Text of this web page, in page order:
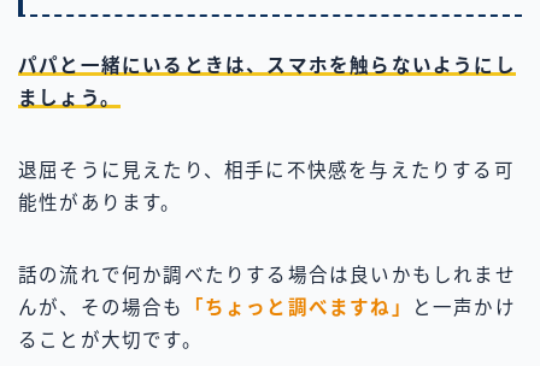
パパと一緒にいるときは、スマホを触らないようにし
ましょう。
退屈そうに見えたり、相手に不快感を与えたりする可
能性があります。
話の流れで何か調べたりする場合は良いかもしれませ
んが、その場合も
「ちょっと調べますね」
と一声かけ
ることが大切です。